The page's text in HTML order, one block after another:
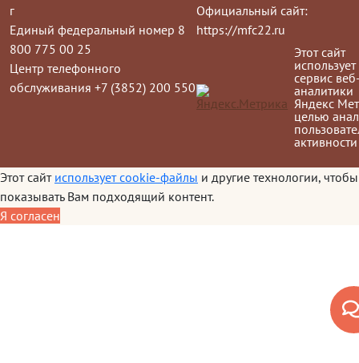
г
Единый федеральный номер 8
800 775 00 25
Центр телефонного
обслуживания +7 (3852) 200 550
Официальный сайт:
https://mfc22.ru
Этот сайт
использует
сервис
аналитики
Яндекс
целью
активности
Этот сайт использует cookie-файлы и другие технологии, чтобы
показывать Вам подходящий контент.
Я согласен